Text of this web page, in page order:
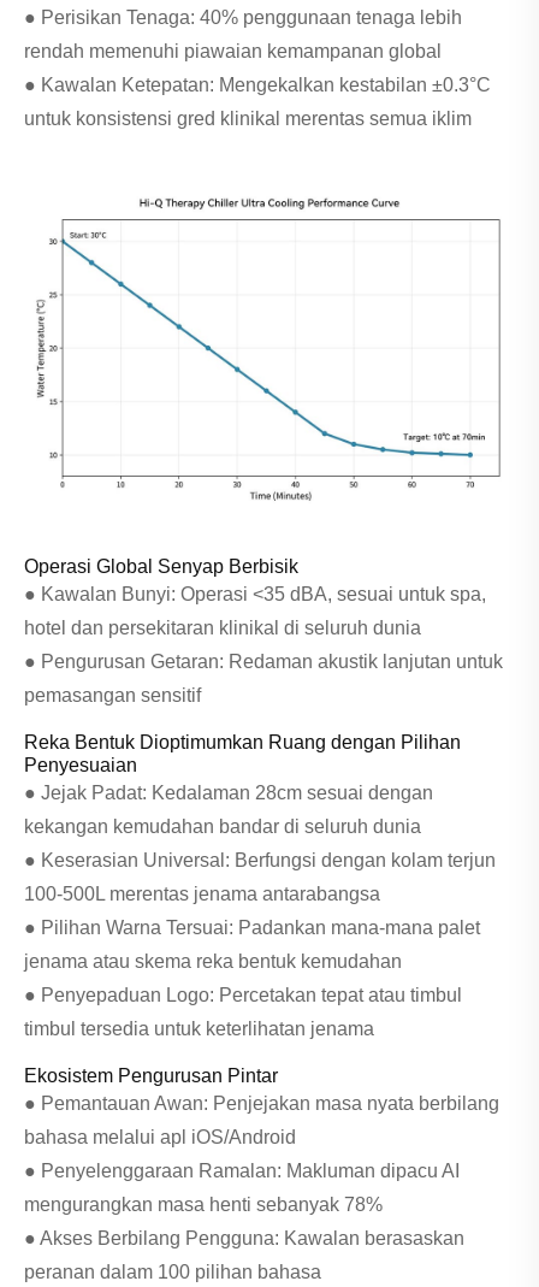
● Perisikan Tenaga: 40% penggunaan tenaga lebih
rendah memenuhi piawaian kemampanan global
● Kawalan Ketepatan: Mengekalkan kestabilan ±0.3°C
untuk konsistensi gred klinikal merentas semua iklim
Operasi Global Senyap Berbisik
● Kawalan Bunyi: Operasi <35 dBA, sesuai untuk spa,
hotel dan persekitaran klinikal di seluruh dunia
● Pengurusan Getaran: Redaman akustik lanjutan untuk
pemasangan sensitif
Reka Bentuk Dioptimumkan Ruang dengan Pilihan
Penyesuaian
● Jejak Padat: Kedalaman 28cm sesuai dengan
kekangan kemudahan bandar di seluruh dunia
● Keserasian Universal: Berfungsi dengan kolam terjun
100-500L merentas jenama antarabangsa
● Pilihan Warna Tersuai: Padankan mana-mana palet
jenama atau skema reka bentuk kemudahan
● Penyepaduan Logo: Percetakan tepat atau timbul
timbul tersedia untuk keterlihatan jenama
Ekosistem Pengurusan Pintar
● Pemantauan Awan: Penjejakan masa nyata berbilang
bahasa melalui apl iOS/Android
● Penyelenggaraan Ramalan: Makluman dipacu AI
mengurangkan masa henti sebanyak 78%
● Akses Berbilang Pengguna: Kawalan berasaskan
peranan dalam 100 pilihan bahasa